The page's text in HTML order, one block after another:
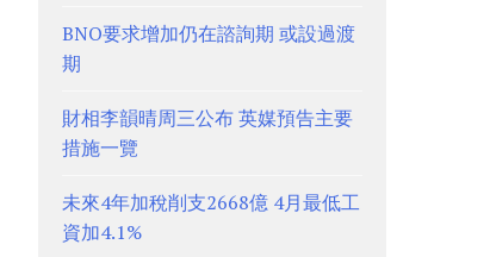
BNO要求增加仍在諮詢期 或設過渡
期
財相李韻晴周三公布 英媒預告主要
措施一覽
未來4年加稅削支2668億 4月最低工
資加4.1%